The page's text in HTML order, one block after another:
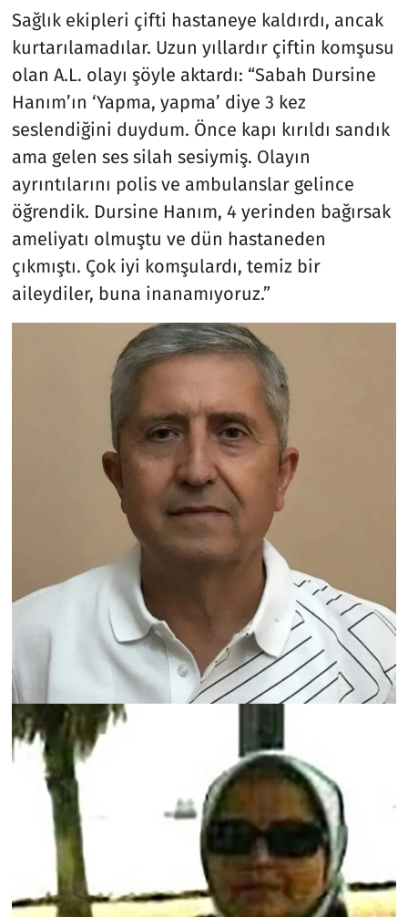
Sağlık ekipleri çifti hastaneye kaldırdı, ancak
kurtarılamadılar. Uzun yıllardır çiftin komşusu
olan A.L. olayı şöyle aktardı: “Sabah Dursine
Hanım’ın ‘Yapma, yapma’ diye 3 kez
seslendiğini duydum. Önce kapı kırıldı sandık
ama gelen ses silah sesiymiş. Olayın
ayrıntılarını polis ve ambulanslar gelince
öğrendik. Dursine Hanım, 4 yerinden bağırsak
ameliyatı olmuştu ve dün hastaneden
çıkmıştı. Çok iyi komşulardı, temiz bir
aileydiler, buna inanamıyoruz.”